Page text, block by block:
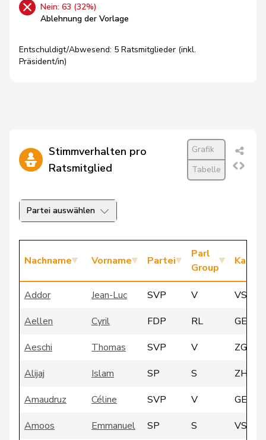
Nein: 63 (32%)
Ablehnung der Vorlage
Entschuldigt/Abwesend: 5 Ratsmitglieder (inkl.
Präsident/in)
Stimmverhalten pro
Ratsmitglied
Grafik
Tabelle
Partei auswählen
Nachname Vorname Partei
Parl
Group
Addor Jean-Luc SVP V
VS
Aellen
Cyril FDP RL
GE
Aeschi
Thomas SVP V
ZG
Alijaj
Islam SP S
ZH
Amaudruz
Céline SVP V
GE
Amoos
Emmanuel SP S
VS